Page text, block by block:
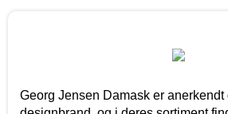
Georg Jensen Damask er anerkendt